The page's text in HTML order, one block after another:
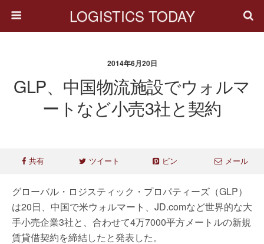
LOGISTICS TODAY
2014年6月20日
GLP、中国物流施設でウォルマ
ートなど小売3社と契約
共有 ツイート ピン メール
グローバル・ロジスティック・プロパティーズ（GLP）
は20日、中国で米ウォルマート、JD.comなど世界的な大
手小売企業3社と、合わせて4万7000平方メートルの新規
賃貸借契約を締結したと発表した。